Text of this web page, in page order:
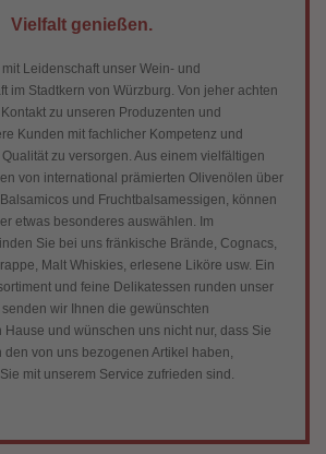
Vielfalt genießen.
Leidenschaft unser Wein- und
im Stadtkern von Würzburg. Von jeher achten
zu unseren Produzenten und
Kunden mit fachlicher Kompetenz und
zu versorgen. Aus einem vielfältigen
von international prämierten Olivenölen über
und Fruchtbalsamessigen, können
etwas besonderes auswählen. Im
Sie bei uns fränkische Brände, Cognacs,
Malt Whiskies, erlesene Liköre usw. Ein
und feine Delikatessen runden unser
wir Ihnen die gewünschten
Hause und wünschen uns nicht nur, dass Sie
von uns bezogenen Artikel haben,
mit unserem Service zufrieden sind.